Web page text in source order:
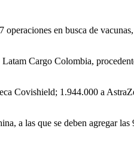
en busca de
Cargo Colombia,
Covishield; 1.944.000 a
a las que se deben agregar